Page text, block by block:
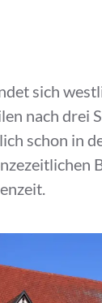
sich
nach drei
schon in